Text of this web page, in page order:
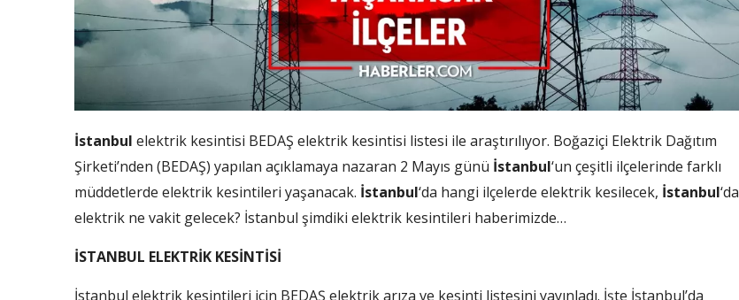
İstanbul elektrik kesintisi BEDAŞ elektrik kesintisi listesi ile araştırılıyor. Boğaziçi Elektrik Dağıtım
Şirketi’nden (BEDAŞ) yapılan açıklamaya nazaran 2 Mayıs günü İstanbul‘un çeşitli ilçelerinde farklı
müddetlerde elektrik kesintileri yaşanacak. İstanbul‘da hangi ilçelerde elektrik kesilecek, İstanbul‘da
elektrik ne vakit gelecek? İstanbul şimdiki elektrik kesintileri haberimizde…
İSTANBUL ELEKTRİK KESİNTİSİ
İstanbul elektrik kesintileri için BEDAŞ elektrik arıza ve kesinti listesini yayınladı. İşte İstanbul’da